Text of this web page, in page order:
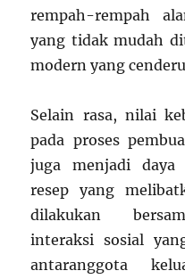
rempah-rempah
yang tidak mudah
modern yang
Selain rasa, nilai
pada proses
juga menjadi
resep yang
dilakukan
interaksi sosial
antaranggota